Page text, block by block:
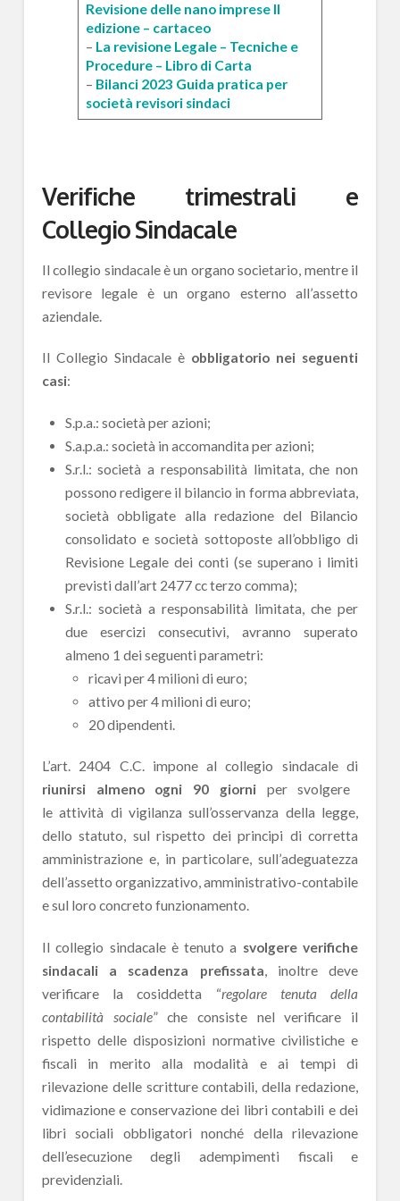
Revisione delle nano imprese II
edizione – cartaceo
– La revisione Legale – Tecniche e
Procedure – Libro di Carta
– Bilanci 2023 Guida pratica per
società revisori sindaci
Verifiche trimestrali e
Collegio Sindacale
Il collegio sindacale è un organo societario, mentre il
revisore legale è un organo esterno all’assetto
aziendale.
Il Collegio Sindacale è obbligatorio nei seguenti
casi:
S.p.a.: società per azioni;
S.a.p.a.: società in accomandita per azioni;
S.r.l.: società a responsabilità limitata, che non
possono redigere il bilancio in forma abbreviata,
società obbligate alla redazione del Bilancio
consolidato e società sottoposte all’obbligo di
Revisione Legale dei conti (se superano i limiti
previsti dall’art 2477 cc terzo comma);
S.r.l.: società a responsabilità limitata, che per
due esercizi consecutivi, avranno superato
almeno 1 dei seguenti parametri:
ricavi per 4 milioni di euro;
attivo per 4 milioni di euro;
20 dipendenti.
L’art. 2404 C.C. impone al collegio sindacale di
riunirsi almeno ogni 90 giorniper svolgere
le attività di vigilanza sull’osservanza della legge,
dello statuto, sul rispetto dei principi di corretta
amministrazione e, in particolare, sull’adeguatezza
dell’assetto organizzativo, amministrativo-contabile
e sul loro concreto funzionamento.
Il collegio sindacale è tenuto a svolgere verifiche
sindacali a scadenza prefissata , inoltre deve
verificare la cosiddetta “regolare tenuta della
contabilità sociale” che consiste nel verificare il
rispetto delle disposizioni normative civilistiche e
fiscali in merito alla modalità e ai tempi di
rilevazione delle scritture contabili, della redazione,
vidimazione e conservazione dei libri contabili e dei
libri sociali obbligatori nonché della rilevazione
dell’esecuzione degli adempimenti fiscali e
previdenziali.